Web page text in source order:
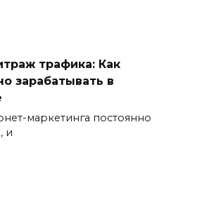
трафика: Как
зарабатывать в
маркетинга постоянно
и